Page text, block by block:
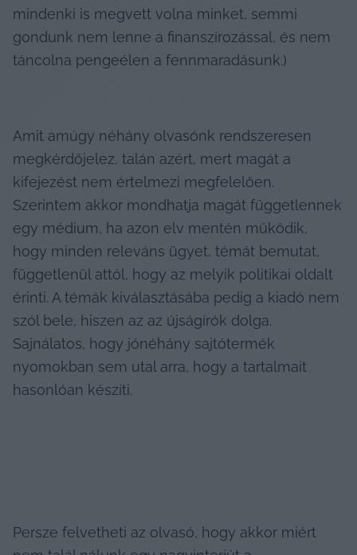
mindenki is megvett volna minket, semmi
gondunk nem lenne a finanszírozással, és nem
táncolna pengeélen a fennmaradásunk.)
Amit amúgy néhány olvasónk rendszeresen
megkérdőjelez, talán azért, mert magát a
kifejezést nem értelmezi megfelelően.
Szerintem akkor mondhatja magát függetlennek
egy médium, ha azon elv mentén működik,
hogy minden releváns ügyet, témát bemutat,
függetlenül attól, hogy az melyik politikai oldalt
érinti. A témák kiválasztásába pedig a kiadó nem
szól bele, hiszen az az újságírók dolga.
Sajnálatos, hogy jónéhány sajtótermék
nyomokban sem utal arra, hogy a tartalmait
hasonlóan készíti.
Persze felvetheti az olvasó, hogy akkor miért